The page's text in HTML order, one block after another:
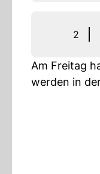
2
Am Freitag
werden in